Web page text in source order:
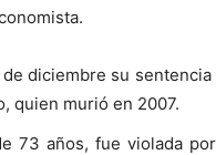
diciembre su
quien murió en 2007.
73 años, fue violada